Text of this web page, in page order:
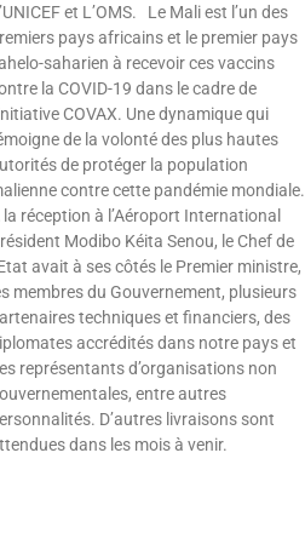
et L’OMS. Le Mali est l’un des
pays africains et le premier pays
saharien à recevoir ces vaccins
la COVID-19 dans le cadre de
COVAX. Une dynamique qui
de la volonté des plus hautes
de protéger la population
contre cette pandémie mondiale.
la réception à l’Aéroport International
Modibo Kéita Senou, le Chef de
avait à ses côtés le Premier ministre,
membres du Gouvernement, plusieurs
techniques et financiers, des
accrédités dans notre pays et
représentants d’organisations non
entre autres
D’autres livraisons sont
dans les mois à venir.